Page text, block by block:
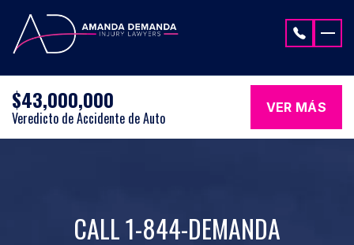
$43,000,000
Veredicto de Accidente de Auto
VER MÁS
CALL 1-844-DEMANDA